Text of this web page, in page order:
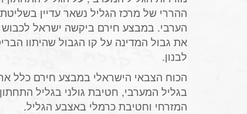
ההררי של מרכז הגליל נשאר עדיין
הערבי. במבצע חירם ביקשה ישראל לכבוש
את גבול המדינה על קו הגבול שהיתוו
לבנון.
הכוח הצבאי הישראלי במבצע חירם כלל
המזרחי וחטיבת כרמלי באצבע הגליל.